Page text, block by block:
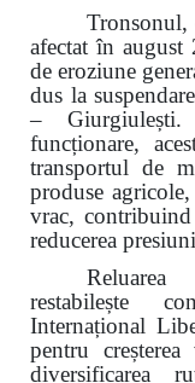
Tronsonul,
afectat în august
de eroziune
dus la
–
funcționare,
transportul de
produse
vrac,
reducerea
restabilește
Internațional
pentru
diversificarea